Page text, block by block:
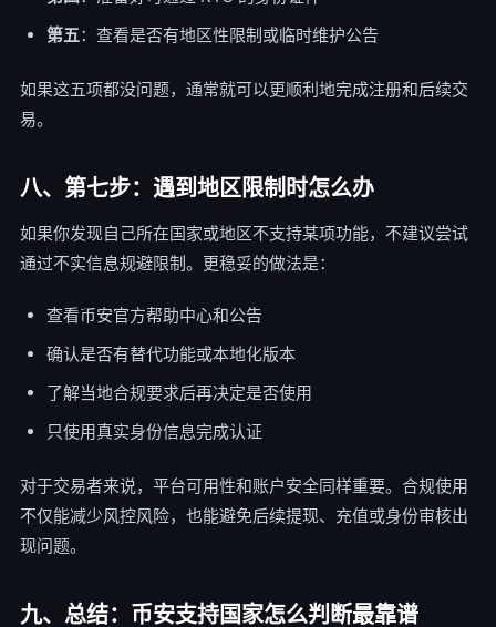
第五：查看是否有地区性限制或临时维护公告
如果这五项都没问题，通常就可以更顺利地完成注册和后续交
易。
八、第七步：遇到地区限制时怎么办
如果你发现自己所在国家或地区不支持某项功能，不建议尝试
通过不实信息规避限制。更稳妥的做法是：
查看币安官方帮助中心和公告
确认是否有替代功能或本地化版本
了解当地合规要求后再决定是否使用
只使用真实身份信息完成认证
对于交易者来说，平台可用性和账户安全同样重要。合规使用
不仅能减少风控风险，也能避免后续提现、充值或身份审核出
现问题。
九、总结：币安支持国家怎么判断最靠谱